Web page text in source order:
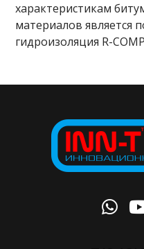
характеристикам
материалов является
гидроизоляция R-